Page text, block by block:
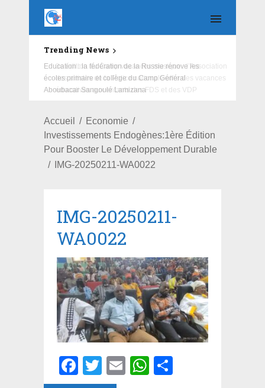
Trending News
Education : la fédération de la Russie rénove les
écoles primaire et collège du Camp Général
Aboubacar Sangoulé Lamizana
Accueil
Economie
Investissements Endogènes:1ère Édition
Pour Booster Le Développement Durable
IMG-20250211-WA0022
IMG-20250211-
WA0022
Facebook
Twitter
EmailWhatsApp